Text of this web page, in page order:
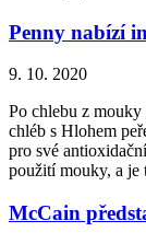
Penny nabízí
9. 10. 2020
Po chlebu z
chléb s Hlohem
pro své
použití mouky, a je
McCain